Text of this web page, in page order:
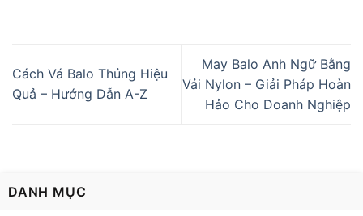
Cách Vá Balo Thủng Hiệu
Quả – Hướng Dẫn A-Z
May Balo Anh Ngữ Bằng
Vải Nylon – Giải Pháp Hoàn
Hảo Cho Doanh Nghiệp
DANH MỤC